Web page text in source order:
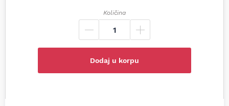
Količina
Dodaj u korpu